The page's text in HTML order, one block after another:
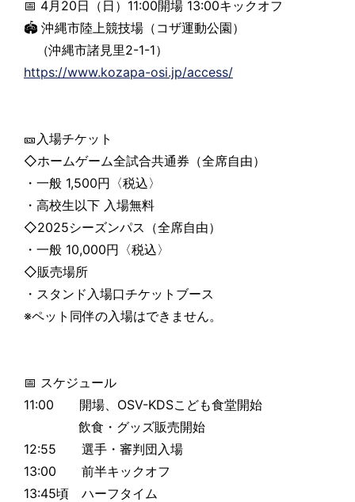
📅 4月20日（日）11:00開場 13:00キックオフ
🏟 沖縄市陸上競技場（コザ運動公園）
（沖縄市諸見里2-1-1）
https://www.kozapa-osi.jp/access/
🎫入場チケット
◇ホームゲーム全試合共通券（全席自由）
・一般 1,500円〈税込〉
・高校生以下 入場無料
◇2025シーズンパス（全席自由）
・一般 10,000円〈税込〉
◇販売場所
・スタンド入場口チケットブース
※ペット同伴の入場はできません。
📅 スケジュール
11:00 開場、OSV-KDSこども食堂開始
飲食・グッズ販売開始
12:55 選手・審判団入場
13:00 前半キックオフ
13:45頃 ハーフタイム